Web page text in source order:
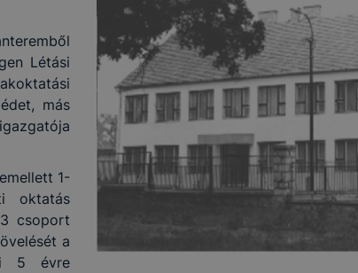
Létási
más
1-
oktatás
csoport
a
5 évre